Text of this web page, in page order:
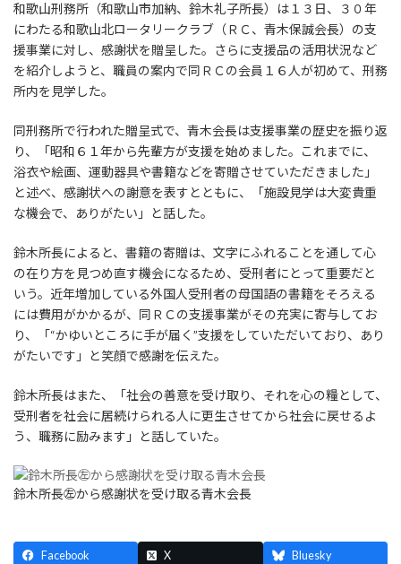
和歌山刑務所（和歌山市加納、鈴木礼子所長）は１３日、３０年
にわたる和歌山北ロータリークラブ（ＲＣ、青木保誠会長）の支
援事業に対し、感謝状を贈呈した。さらに支援品の活用状況など
を紹介しようと、職員の案内で同ＲＣの会員１６人が初めて、刑務
所内を見学した。
同刑務所で行われた贈呈式で、青木会長は支援事業の歴史を振り返
り、「昭和６１年から先輩方が支援を始めました。これまでに、
浴衣や絵画、運動器具や書籍などを寄贈させていただきました」
と述べ、感謝状への謝意を表すとともに、「施設見学は大変貴重
な機会で、ありがたい」と話した。
鈴木所長によると、書籍の寄贈は、文字にふれることを通して心
の在り方を見つめ直す機会になるため、受刑者にとって重要だと
いう。近年増加している外国人受刑者の母国語の書籍をそろえる
には費用がかかるが、同ＲＣの支援事業がその充実に寄与してお
り、「“かゆいところに手が届く”支援をしていただいており、あり
がたいです」と笑顔で感謝を伝えた。
鈴木所長はまた、「社会の善意を受け取り、それを心の糧として、
受刑者を社会に居続けられる人に更生させてから社会に戻せるよ
う、職務に励みます」と話していた。
鈴木所長㊧から感謝状を受け取る青木会長
Facebook X Bluesky